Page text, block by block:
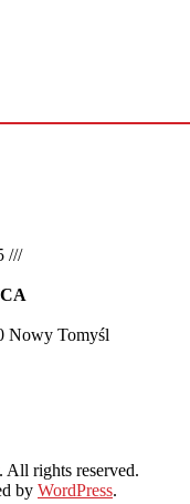
///
Nowy Tomyśl
. All rights reserved.
by WordPress.